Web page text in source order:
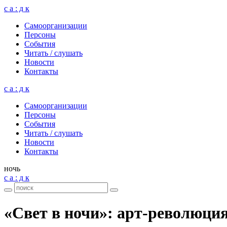
с а : д к
Само­ор­га­ни­за­ции
Пер­соны
Собы­тия
Читать / слу­шать
Ново­сти
Кон­такты
с а : д к
Само­ор­га­ни­за­ции
Пер­соны
Собы­тия
Читать / слу­шать
Ново­сти
Кон­такты
ночь
с а : д к
«Свет в ночи»: арт-